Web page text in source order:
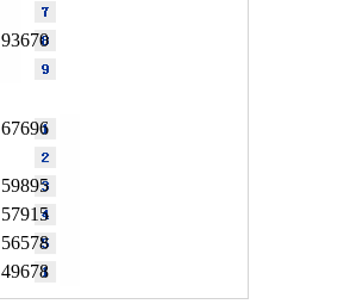
93670
67696
59895
57915
56578
49678